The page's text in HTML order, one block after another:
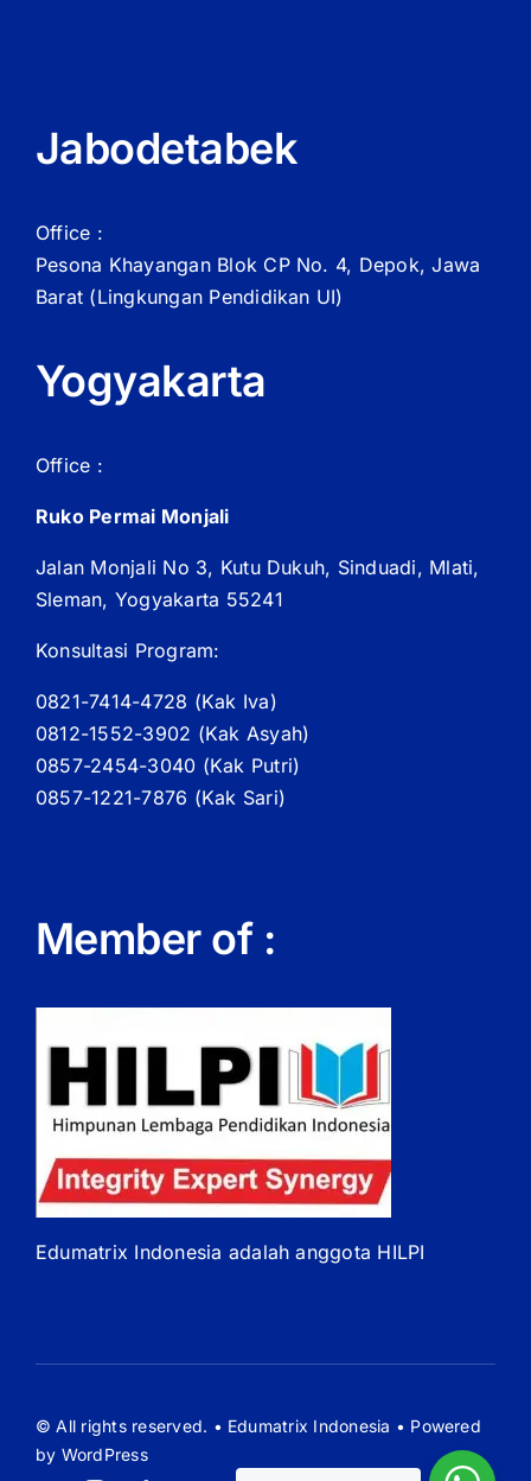
Jabodetabek
Office :
Pesona Khayangan Blok CP No. 4, Depok, Jawa
Barat (Lingkungan Pendidikan UI)
Yogyakarta
Office :
Ruko Permai Monjali
Jalan Monjali No 3, Kutu Dukuh, Sinduadi, Mlati,
Sleman, Yogyakarta 55241
Konsultasi Program:
0821-7414-4728 (Kak Iva)
0812-1552-3902 (Kak Asyah)
0857-2454-3040 (Kak Putri)
0857-1221-7876 (Kak Sari)
Member of :
Edumatrix Indonesia adalah anggota HILPI
© All rights reserved. • Edumatrix Indonesia • Powered
by WordPress